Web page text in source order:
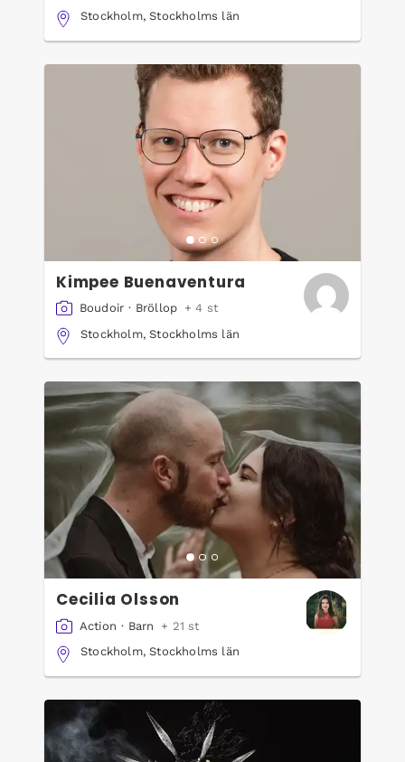
Stockholm, Stockholms län
Kimpee Buenaventura
Boudoir · Bröllop + 4 st
Stockholm, Stockholms län
Cecilia Olsson
Action · Barn
+ 21 st
Stockholm, Stockholms län